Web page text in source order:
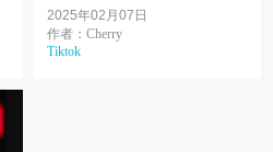
后“极有可能”推迟对TikTok的禁令
90天。随后，他在Truth Social上确
认了这一计划。...
2025年02月07日
作者：Cherry
Tiktok